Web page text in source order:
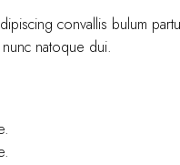
convallis bulum
natoque dui.